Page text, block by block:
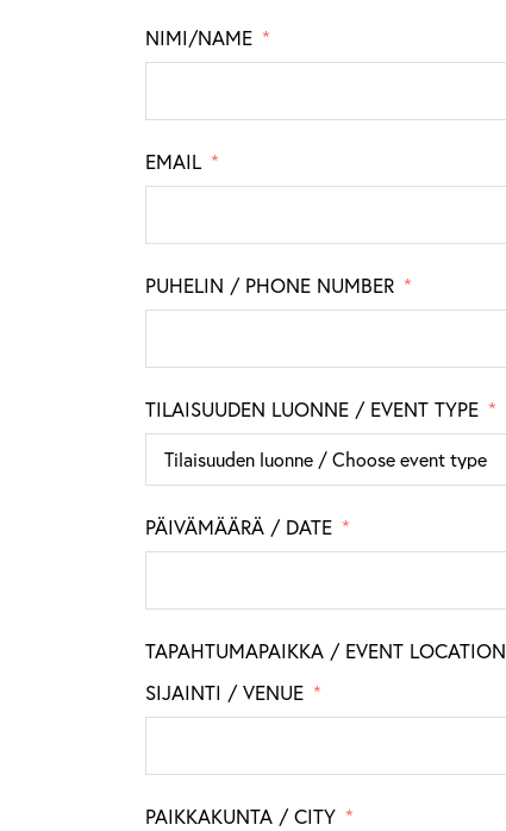
NIMI/NAME
EMAIL
PUHELIN / PHONE NUMBER
TILAISUUDEN LUONNE / EVENT TYPE
PÄIVÄMÄÄRÄ / DATE
TAPAHTUMAPAIKKA / EVENT LOCATION
SIJAINTI / VENUE
PAIKKAKUNTA / CITY